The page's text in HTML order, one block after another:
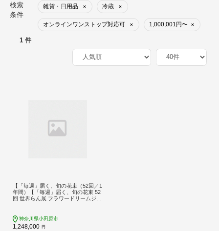
検索
条件
雑貨・日用品 × 冷蔵 ×
オンラインワンストップ対応可 × 1,000,001円〜 ×
1 件
【「毎週」届く、旬の花束（52回／1
年間）【「毎週」届く、旬の花束 52
回 世界らん展 フラワードリームジャ
フラワーライフ 神奈川県 小田原市
】
神奈川県小田原市
1,248,000 円